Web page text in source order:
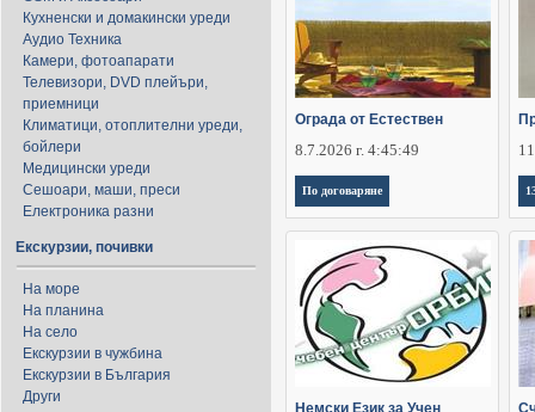
Кухненски и домакински уреди
Аудио Техника
Камери, фотоапарати
Телевизори, DVD плейъри,
приемници
Климатици, отоплителни уреди,
бойлери
Медицински уреди
Сешоари, маши, преси
Електроника разни
Екскурзии, почивки
На море
На планина
На село
Екскурзии в чужбина
Екскурзии в България
Други
Ограда от Естествен
8.7.2026 г. 4:45:49
По договаряне
Немски Език за Учен